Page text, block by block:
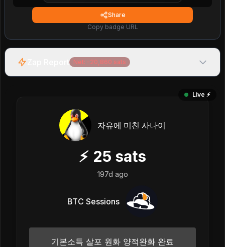
Share
Copy badge URL
Net: -20,860 sats
Live ⚡️
자유에 미친 사나이
⚡ 25 sats
197d ago
BTC Sessions
기본소득 살포 원화 양적완화 완료